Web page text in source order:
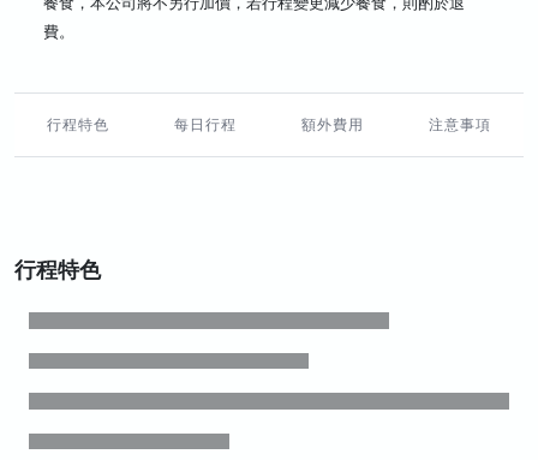
費。
行程特色 每日行程 額外費用 注意事項
行程特色